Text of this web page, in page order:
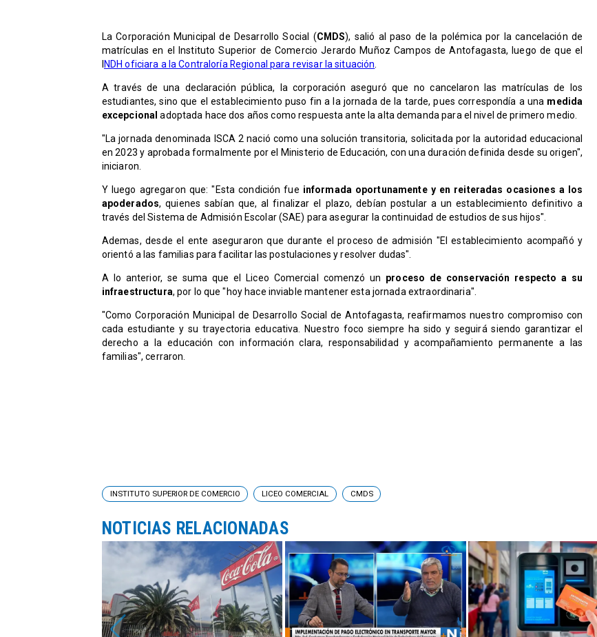
La Corporación Municipal de Desarrollo Social (CMDS), salió al paso de la polémica por la cancelación de
matrículas en el Instituto Superior de Comercio Jerardo Muñoz Campos de Antofagasta, luego de que el
NDH oficiara a la Contraloría Regional para revisar la situación.
A través de una declaración pública, la corporación aseguró que no cancelaron las matrículas de los
estudiantes, sino que el establecimiento puso fin a la jornada de la tarde, pues correspondía a una medida
excepcional adoptada hace dos años como respuesta ante la alta demanda para el nivel de primero medio.
"La jornada denominada ISCA 2 nació como una solución transitoria, solicitada por la autoridad educacional
en 2023 y aprobada formalmente por el Ministerio de Educación, con una duración definida desde su origen",
iniciaron.
Y luego agregaron que: "Esta condición fue informada oportunamente y en reiteradas ocasiones a los
apoderados, quienes sabían que, al finalizar el plazo, debían postular a un establecimiento definitivo a
través del Sistema de Admisión Escolar (SAE) para asegurar la continuidad de estudios de sus hijos".
Ademas, desde el ente aseguraron que durante el proceso de admisión "El establecimiento acompañó y
orientó a las familias para facilitar las postulaciones y resolver dudas".
A lo anterior, se suma que el Liceo Comercial comenzó un proceso de conservación respecto a su
infraestructura, por lo que "hoy hace inviable mantener esta jornada extraordinaria".
"Como Corporación Municipal de Desarrollo Social de Antofagasta, reafirmamos nuestro compromiso con
cada estudiante y su trayectoria educativa. Nuestro foco siempre ha sido y seguirá siendo garantizar el
derecho a la educación con información clara, responsabilidad y acompañamiento permanente a las
familias", cerraron.
INSTITUTO SUPERIOR DE COMERCIO LICEO COMERCIAL CMDS
NOTICIAS RELACIONADAS